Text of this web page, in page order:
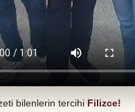
bilenlerin tercihi Filizce!